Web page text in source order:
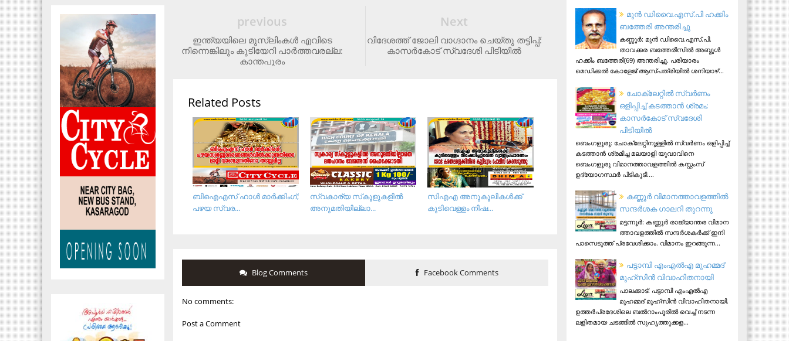
Next
വി​ദേ​ശ​ത്ത് ജോ​ലി വാ​ഗ്ദാ​നം ചെ​യ്തു ത​ട്ടി​പ്പ്:
കാസര്‍കോട് സ്വദേശി പിടിയില്‍
previous
ഇന്ത്യയിലെ മുസ്‌ലിംകള്‍ എവിടെ
നിന്നെങ്കിലും കുടിയേറി പാര്‍ത്തവരല്ല:
കാന്തപുരം
Related Posts
സിഎഎ അനുകൂലികള്‍ക്ക്
കുടിവെള്ളം നിഷ...
സ്വകാര്യ സ്‌കൂളുകളില്‍
അനുമതിയില്ലാ...
ബിഐഎസ് ഹാള്‍ മാര്‍ക്കിംഗ്;
പഴയ സ്വര...
Blog Comments Facebook Comments
No comments:
Post a Comment
മുന്‍ ഡിവൈ.എസ്.പി ഹക്കിം
ബത്തേരി അന്തരിച്ചു
കണ്ണൂര്‍: മുന്‍ ഡിവൈ.എസ്.പി.
താവക്കര ബത്തേരീസില്‍ അബ്ദുള്‍
ഹക്കിം ബത്തേരി(69) അന്തരിച്ചു. പരിയാരം
മെഡിക്കല്‍ കോളേജ് ആസ്​പത്രിയില്‍ ശനിയാഴ്...
ചോക്ലേറ്റിൽ സ്വർണം
ഒളിപ്പിച്ച് കടത്താൻ ശ്രമം;
കാസർകോട് സ്വദേശി
പിടിയില്‍
ബെംഗളൂരു: ചോക്ലേറ്റിനുള്ളിൽ സ്വർണം ഒളിപ്പിച്ച്
കടത്താൻ ശ്രമിച്ച മലയാളി യുവാവിനെ
ബെംഗളൂരു വിമാനത്താവളത്തിൽ കസ്റ്റംസ്
ഉദ്യോഗസ്ഥർ പിടികൂടി....
ക​ണ്ണൂ​ർ വി​മാ​ന​ത്താ​വ​ള​ത്തി​ൽ
സ​ന്ദ​ർ​ശ​ക ഗാ​ല​റി തു​റ​ന്നു
മ​ട്ട​ന്നൂ​ർ: ക​ണ്ണൂ​ർ രാ​ജ്യാ​ന്ത​ര വി​മാ​ന​
ത്താ​വ​ള​ത്തി​ൽ സ​ന്ദ​ർ​ശ​ക​ർ​ക്ക് ഇ​നി
പാ​സെ​ടു​ത്ത് പ്ര​വേ​ശി​ക്കാം. വി​മാ​നം ഇ​റ​ങ്ങു​ന്ന...
പട്ടാമ്പി എംഎല്‍എ മുഹമ്മദ്
മുഹ്‌സിന്‍ വിവാഹിതനായി
പാലക്കാട്: പട്ടാമ്പി എംഎല്‍എ
മുഹമ്മദ് മുഹ്‌സിന്‍ വിവാഹിതനായി.
ഉത്തര്‍പ്രദേശിലെ ബല്‍റാംപൂരില്‍ വെച്ച് നടന്ന
ലളിതമായ ചടങ്ങില്‍ സുഹൃത്തുക്കള...